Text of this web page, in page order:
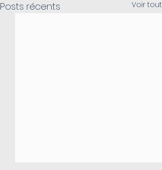
Posts récents Voir tout